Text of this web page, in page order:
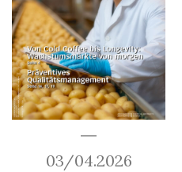
03/04.2026